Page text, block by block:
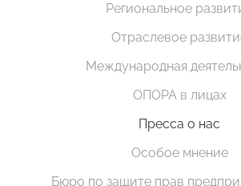
Региональное
Отраслевое
Международная
ОПОРА в лицах
Пресса о нас
Особое мнение
Бюро по защите прав